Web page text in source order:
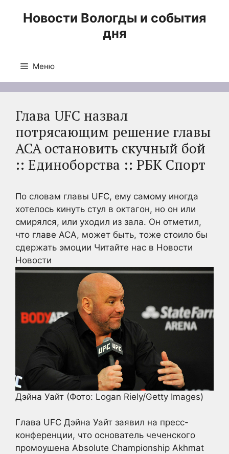
Новости Вологды и события
дня
Меню
Глава UFC назвал
потрясающим решение главы
ACA остановить скучный бой
:: Единоборства :: РБК Спорт
По словам главы UFC, ему самому иногда
хотелось кинуть стул в октагон, но он или
смирялся, или уходил из зала. Он отметил,
что главе ACA, может быть, тоже стоило бы
сдержать эмоции Читайте нас в Новости
Новости
Дэйна Уайт (Фото: Logan Riely/Getty Images)
Глава UFC Дэйна Уайт заявил на пресс-
конференции, что основатель чеченского
промоушена Absolute Championship Akhmat